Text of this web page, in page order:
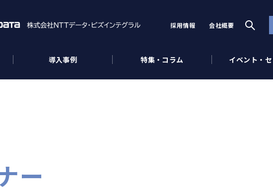
採用情報 会社概要
導入事例 特集・コラム イベント・
ー